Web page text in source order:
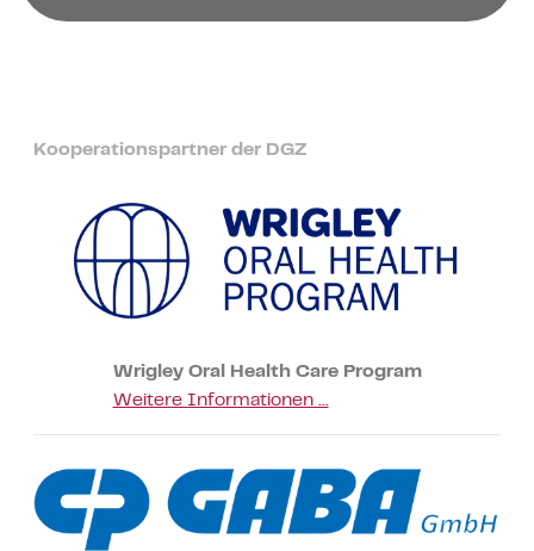
Kooperationspartner der DGZ
Wrigley Oral Health Care Program
Weitere Informationen ...